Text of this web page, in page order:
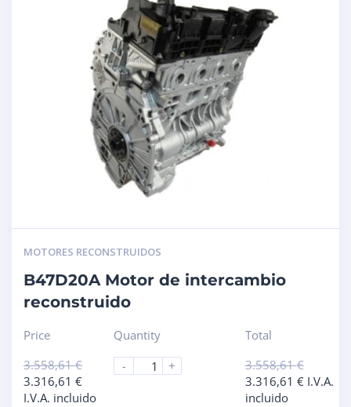
MOTORES RECONSTRUIDOS
B47D20A Motor de intercambio
reconstruido
Price
3.558,61€
3.316,61 €
I.V.A. incluido
Quantity
-
+
Total
3.558,61€
3.316,61 € I.V.A.
incluido